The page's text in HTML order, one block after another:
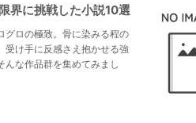
界に挑戦した小説10選
グロの極致。骨に染みる程の
受け手に反感さえ抱かせる強
んな作品群を集めてみまし